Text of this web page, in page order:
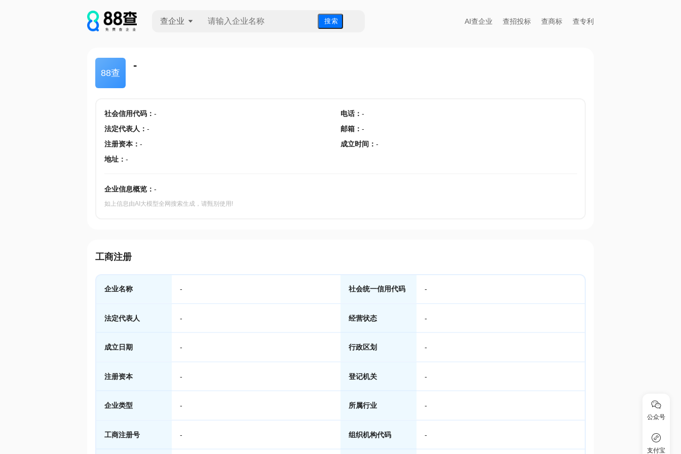
查企业 搜 索 AI查企业 查招投标 查商标 查专利
88查
-
社会信用代码： - 电话： -
法定代表人 ： - 邮箱 ： -
注册资本： - 成立时间 ： -
地址： -
企业信息概览： -
如上信息由AI大模型全网搜索生成，请甄别使用!
工商注册
企业名称 - 社会统一信用代码 -
法定代表人 - 经营状态 -
成立日期 - 行政区划 -
注册资本 - 登记机关 -
企业类型 - 所属行业 -
工商注册号 - 组织机构代码 -
公众号
支付宝